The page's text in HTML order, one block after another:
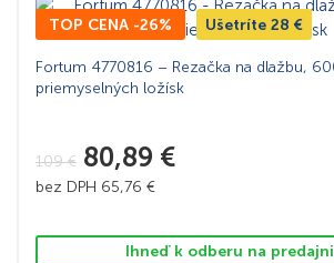
TOP CENA -26% Ušetríte 28 €
Fortum 4770816 – Rezačka na dlažbu,
priemyselných ložísk
109€ 80,89 €
bez DPH 65,76 €
Ihneď k odberu na